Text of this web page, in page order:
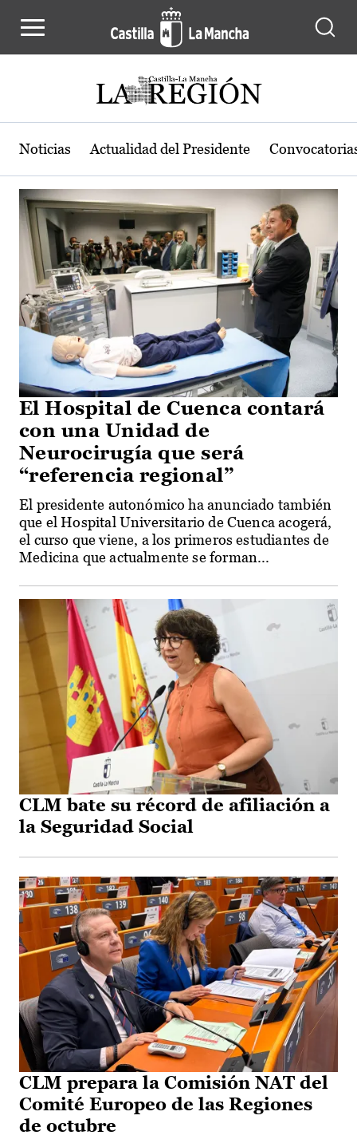
Actualidad de la región de Castilla-
Noticias Actualidad del Presidente
El Hospital de Cuenca contará
con una Unidad de
Neurocirugía que será
“referencia regional”
El presidente autonómico ha anunciado también
que el Hospital Universitario de Cuenca acogerá,
el curso que viene, a los primeros estudiantes de
Medicina que actualmente se forman...
CLM bate su récord de afiliación a
la Seguridad Social
CLM prepara la Comisión NAT del
Comité Europeo de las Regiones
de octubre